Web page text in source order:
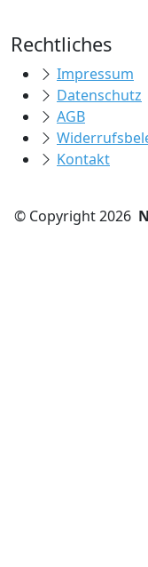
Rechtliches
Impressum
Datenschutz
AGB
Kontakt
© Copyright 2026